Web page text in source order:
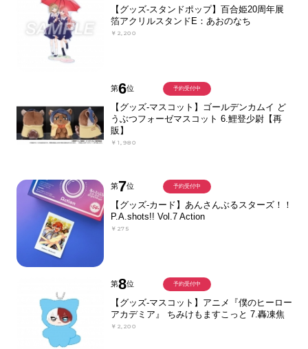
【グッズ-スタンドポップ】百合姫20周年展
箔アクリルスタンドE：あおのなち
￥2,200
第6位
【グッズ-マスコット】ゴールデンカムイ ど
うぶつフォーゼマスコット 6.鯉登少尉【再
販】
￥1,980
予約受付中
第7位
【グッズ-カード】あんさんぶるスターズ！！
P.A.shots!! Vol.7 Action
￥275
予約受付中
第8位
【グッズ-マスコット】アニメ『僕のヒーロー
アカデミア』 ちみけもますこっと 7.轟凍焦
￥2,200
予約受付中